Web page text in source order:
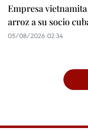
Empresa
arroz a su socio
05/08/2026 02:34